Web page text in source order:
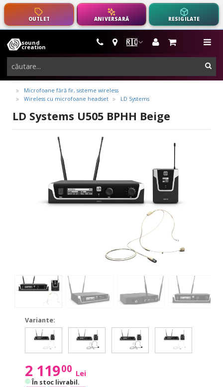
OUTLET ANIVERSARĂ RESIGILATE
🇷🇴
sound
creation
instrumente
muzicale,
echipamente
pro-
audio
Microfoane fără fir, sisteme wireless
Wireless cu microfoane headset
LD Systems
LD Systems U505 BPHH Beige
Variante:
U508
BPHH
Beige
U508
Beige
U506
BPH
U506
U505
BPH
U505
U506
BPHH
Beige
U506
Beige
2 11900 Lei
În stoc livrabil.